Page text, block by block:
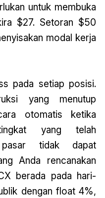
untuk membuka
$27. Setoran $50
modal kerja
pada setiap posisi.
yang menutup
otomatis ketika
yang telah
pasar tidak dapat
Anda rencanakan
berada pada hari-
dengan float 4%,